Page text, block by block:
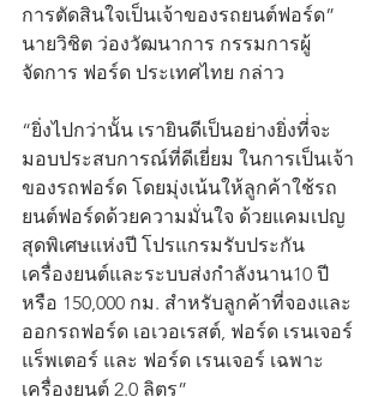
การตัดสินใจเป็นเจ้าของรถยนต์ฟอร์ด”
นายวิชิต ว่องวัฒนาการ กรรมการผู้
จัดการ ฟอร์ด ประเทศไทย กล่าว
“ยิ่งไปกว่านั้น เรายินดีเป็นอย่างยิ่งที่่จะ
มอบประสบการณ์ที่ดีเยี่ยม ในการเป็นเจ้า
ของรถฟอร์ด โดยมุ่งเน้นให้ลูกค้าใช้รถ
ยนต์ฟอร์ดด้วยความมั่นใจ ด้วยแคมเปญ
สุดพิเศษแห่งปี โปรแกรมรับประกัน
เครื่องยนต์และระบบส่งกำลังนาน10 ปี
หรือ 150,000 กม. สำหรับลูกค้าที่จองและ
ออกรถฟอร์ด เอเวอเรสต์, ฟอร์ด เรนเจอร์
แร็พเตอร์ และ ฟอร์ด เรนเจอร์ เฉพาะ
เครื่องยนต์ 2.0 ลิตร”